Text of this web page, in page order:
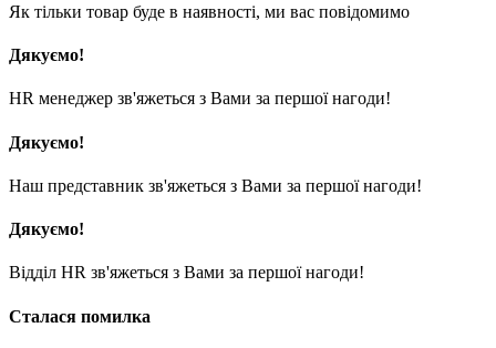
Як тільки товар буде в наявності, ми вас повідомимо
Дякуємо!
HR менеджер зв'яжеться з Вами за першої нагоди!
Дякуємо!
Наш представник зв'яжеться з Вами за першої нагоди!
Дякуємо!
Відділ HR зв'яжеться з Вами за першої нагоди!
Сталася помилка